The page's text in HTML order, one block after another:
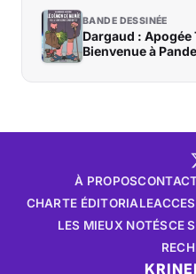
BANDE DESSINÉE
Dargaud : Apogée
Bienvenue à
À PROPOS
CHARTE ÉDITORIALE
LES MIEUX NOTÉSCE